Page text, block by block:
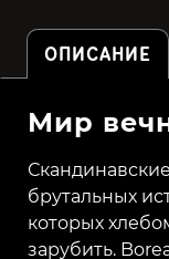
ОПИСАНИЕ
Мир
брутальных
которых
зарубить.